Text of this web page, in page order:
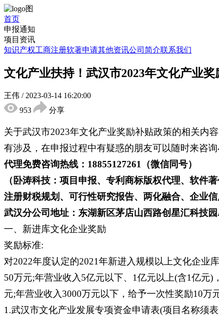
首页
申报通知
项目资讯
知识产权工商注册软著申请其他资讯公司简介联系我们
文化产业扶持！武汉市2023年文化产业
王伟 / 2023-03-14 16:20:00
953
分享
关于武汉市2023年文化产业奖励补贴政策的相关内
有涉及，在申报过程中有疑惑的朋友可以随时来咨
代理免费咨询热线：18855127261（微信同号）
（卧涛科技：项目申报、专利商标版权代理、软件
注册财税规划、可行性研究报告、两化融合、企业
武汉分公司地址：东湖新区茅店山西路创星汇科技
一、新进库文化企业奖励
奖励标准:
对2022年度认定的2021年新进入规模以上文化企业
50万元;年营业收入5亿元以下、1亿元以上(含1亿元
元;年营业收入3000万元以下，给予一次性奖励10万
1.武汉市文化产业发展专项资金申请表(项目名称须